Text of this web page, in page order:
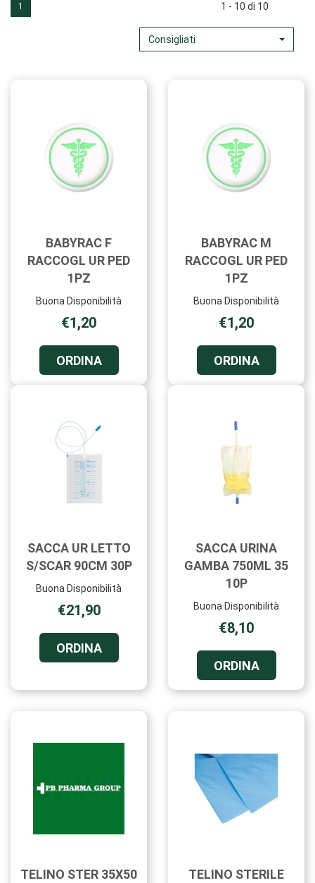
1 1 - 10 di 10
Consigliati
BABYRAC F
RACCOGL UR PED
1PZ
Buona Disponibilità
€1,20
ORDINA
F
RACCOGL
BABYRAC M
RACCOGL UR PED
1PZ
Buona Disponibilità
€1,20
ORDINA
M
RACCOGL
SACCA UR LETTO
S/SCAR 90CM 30P
Buona Disponibilità
€21,90
ORDINA
UR
S/SCAR
SACCA URINA
GAMBA 750ML 35
10P
Buona Disponibilità
€8,10
ORDINA
URINA
GAMBA
TELINO STER 35X50
TELINO STERILE